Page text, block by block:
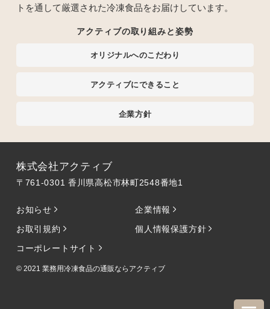
トを通して厳選された冷凍食品をお届けしています。
アクティブの取り組みと姿勢
オリジナルへのこだわり
アクティブにできること
企業方針
株式会社アクティブ
〒761-0301 香川県高松市林町2548番地1
お知らせ
企業情報
お取引規約
個人情報保護方針
コーポレートサイト
© 2021 業務用冷凍食品の通販ならアクティブ